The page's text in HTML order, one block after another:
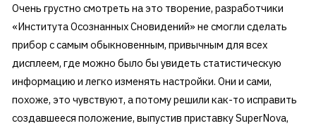
Очень грустно смотреть на это творение, разработчики
«Института Осознанных Сновидений» не смогли сделать
прибор с самым обыкновенным, привычным для всех
дисплеем, где можно было бы увидеть статистическую
информацию и легко изменять настройки. Они и сами,
похоже, это чувствуют, а потому решили как-то исправить
создавшееся положение, выпустив приставку SuperNova,